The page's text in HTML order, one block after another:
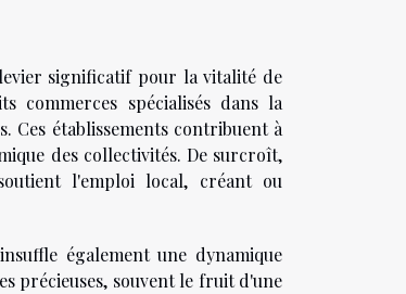
significatif pour la vitalité de
commerces spécialisés dans la
Ces établissements contribuent à
des collectivités. De surcroît,
l'emploi local, créant ou
également une dynamique
précieuses, souvent le fruit d'une